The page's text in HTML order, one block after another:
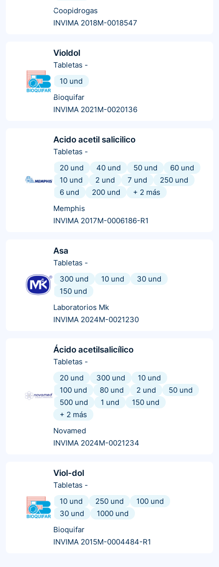
Coopidrogas
INVIMA 2018M-0018547
Violdol
Tabletas -
10 und
Bioquifar
INVIMA 2021M-0020136
Acido acetil salicilico
Tabletas -
20 und
40 und 50 und
60 und
10 und
2 und 7 und
250 und
6 und
200 und + 2 más
Memphis
INVIMA 2017M-0006186-R1
Asa
Tabletas -
300 und
10 und
30 und
150 und
Laboratorios Mk
INVIMA 2024M-0021230
Ácido acetilsalicílico
Tabletas -
20 und
300 und
10 und
100 und
80 und 2 und
50 und
500 und
1 und
150 und
+ 2 más
Novamed
INVIMA 2024M-0021234
Viol-dol
Tabletas -
10 und
250 und
100 und
30 und
1000 und
Bioquifar
INVIMA 2015M-0004484-R1